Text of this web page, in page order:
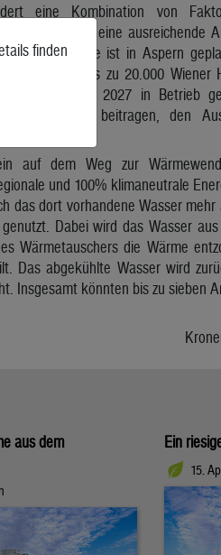
eine Kombination von
und eine ausreichende
Anlage ist in Aspern
und bis zu 20.000 Wiener
2027 in Betrieb
dazu beitragen, den
auf dem Weg zur
und 100% klimaneutrale
das dort vorhandene Wasser mehr
Dabei wird das Wasser
Wärmetauschers die Wärme
Das abgekühlte Wasser wird
Insgesamt könnten bis zu sieben
aus dem
Ein
15.
finden